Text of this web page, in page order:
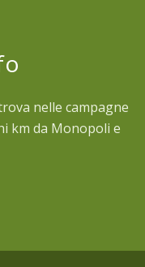
nelle campagne
km da Monopoli e